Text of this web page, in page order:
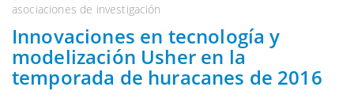
asociaciones de investigación
Innovaciones en tecnología y
modelización Usher en la
temporada de huracanes de 2016